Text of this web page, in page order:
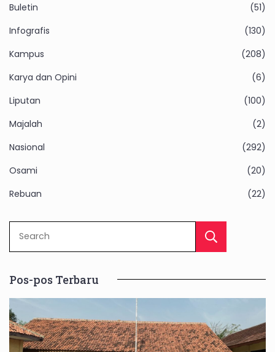
Buletin
(51)
Infografis
(130)
Kampus
(208)
Karya dan Opini
(6)
Liputan
(100)
Majalah
(2)
Nasional
(292)
Osami
(20)
Rebuan
(22)
Pos-pos Terbaru